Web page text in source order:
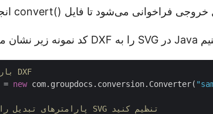
// بارگذاری فایل DXF
= new com.groupdocs.conversion.Converter(
// پارامترهای تبدیل را برای فرمت SVG تنظیم کنید